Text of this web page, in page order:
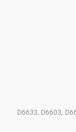
D6633, D6603,